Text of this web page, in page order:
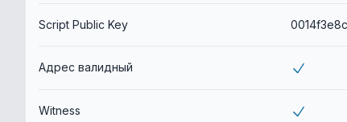
Script Public Key
Адрес валидный
Witness